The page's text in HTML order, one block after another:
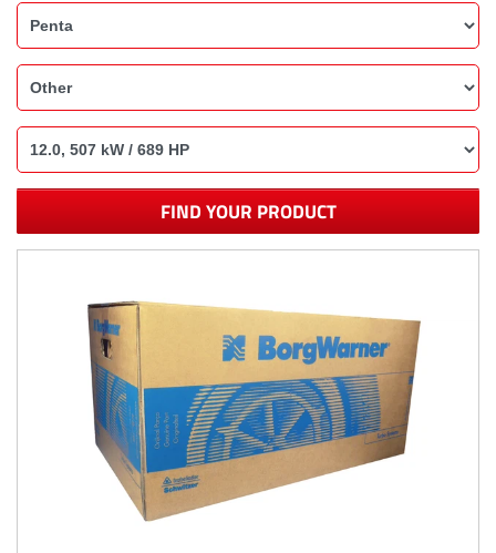
FIND YOUR PRODUCT